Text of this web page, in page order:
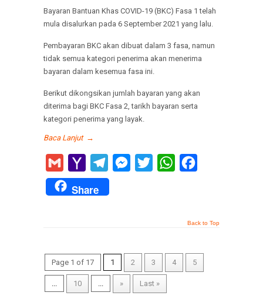
Bayaran Bantuan Khas COVID-19 (BKC) Fasa 1 telah
mula disalurkan pada 6 September 2021 yang lalu.
Pembayaran BKC akan dibuat dalam 3 fasa, namun
tidak semua kategori penerima akan menerima
bayaran dalam kesemua fasa ini.
Berikut dikongsikan jumlah bayaran yang akan
diterima bagi BKC Fasa 2, tarikh bayaran serta
kategori penerima yang layak.
Baca Lanjut →
Gmail
Yahoo
Mail
TelegramMessenger
Twitter WhatsApp
Share
Back to Top
Page 1 of 17 1 2 3 4 5
10 » Last »